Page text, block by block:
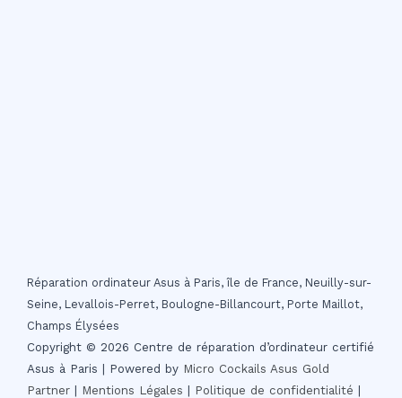
Réparation ordinateur Asus à Paris, île de France, Neuilly-sur-
Seine, Levallois-Perret, Boulogne-Billancourt, Porte Maillot,
Champs Élysées
Copyright © 2026 Centre de réparation d’ordinateur certifié
Asus à Paris | Powered by Micro Cockails Asus Gold
Partner
Mentions Légales Politique de confidentialité